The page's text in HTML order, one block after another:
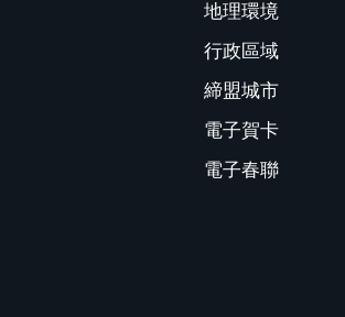
地理環境
行政區域
締盟城市
電子賀卡
電子春聯